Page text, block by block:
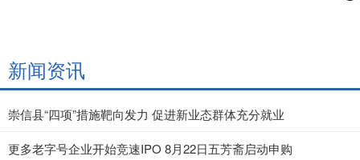
新闻资讯
崇信县“四项”措施靶向发力 促进新业态群体充分就业
更多老字号企业开始竞速IPO 8月22日五芳斋启动申购